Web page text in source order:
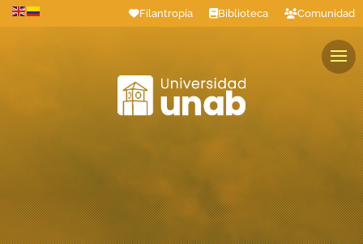
Filantropía Biblioteca Comunidad
Estudiantes Profesores Colaboradores Graduados